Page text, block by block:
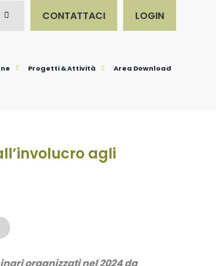
CONTATTACI LOGIN
Progetti & Attività Area Download
agli
organizzati nel 2024 da